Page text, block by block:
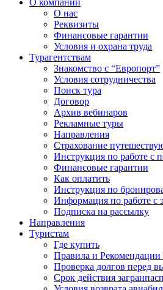
О компании
О нас
Реквизиты
Финансовые гарантии
Условия и охрана труда
Турагентствам
Знакомство с “Европорт”
Условия сотрудничества
Поиск тура
Договор
Архив вебинаров
Рекламные туры
Направления
Страхование
Инструкция по работе с
Финансовые гарантии
Как оплатить
Инструкция по
Информация по работе с
Подписка на рассылку
Направления
Туристам
Где купить
Правила и
Проверка долгов перед
Срок действия